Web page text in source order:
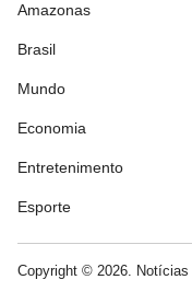
Amazonas
Brasil
Mundo
Economia
Entretenimento
Esporte
Copyright © 2026.